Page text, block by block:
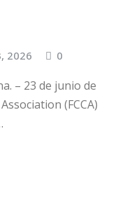
2026 0
– 23 de junio de
(FCCA)